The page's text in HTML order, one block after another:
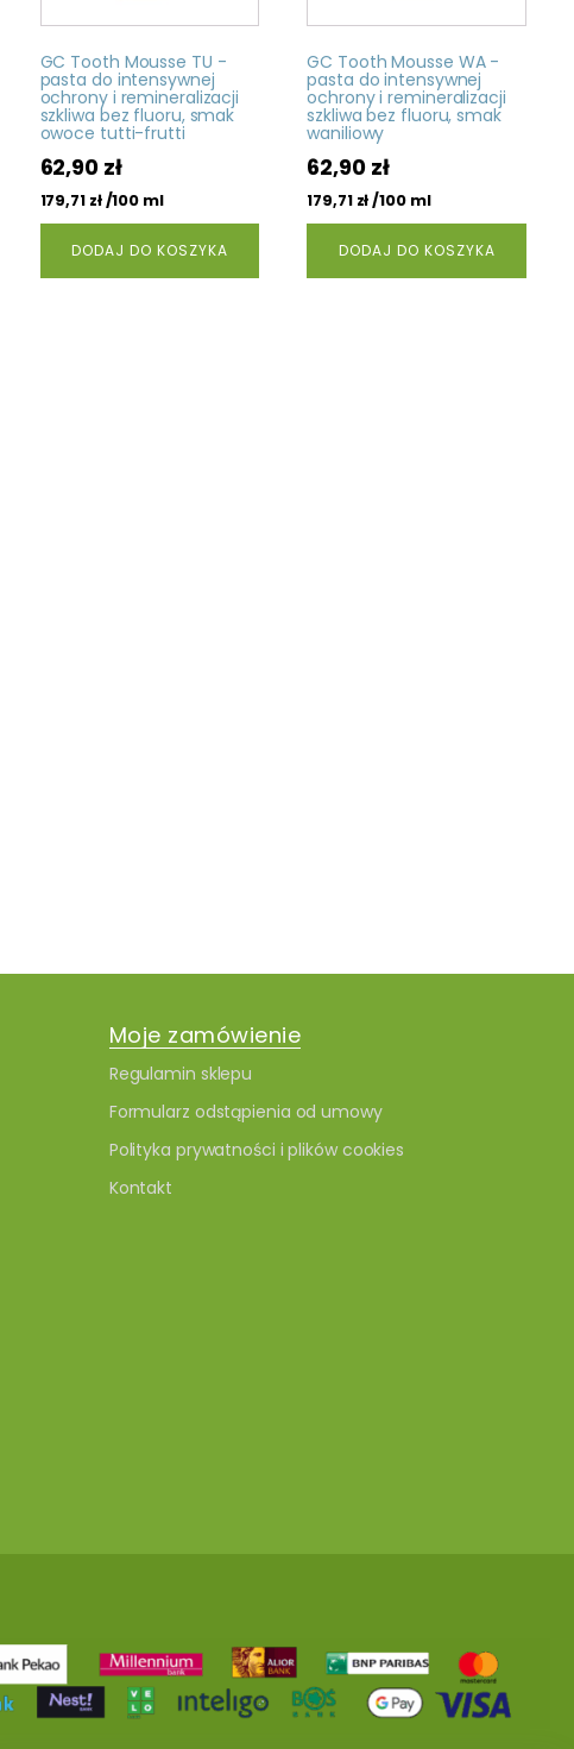
GC Tooth Mousse TU -
pasta do intensywnej
ochrony i remineralizacji
szkliwa bez fluoru, smak
owoce tutti-frutti
62,90 zł
179,71 zł/100 ml
DODAJ DO KOSZYKA
GC Tooth Mousse WA -
pasta do intensywnej
ochrony i remineralizacji
szkliwa bez fluoru, smak
waniliowy
62,90 zł
179,71 zł/100 ml
DODAJ DO KOSZYKA
Moje zamówienie
Regulamin sklepu
Formularz odstąpienia od umowy
Polityka prywatności i plików cookies
Kontakt